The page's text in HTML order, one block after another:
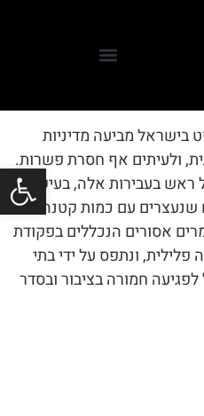
מביעה מדיניות
ולעיתים אף חסרת פשרות.
בעבירות אלה, בעיקר
שנעצרים עם כמות קטנה של
אסורים הנכללים בפקודת
ונתפס על ידי בתי
חמורה בציבור ובסדר
פתח